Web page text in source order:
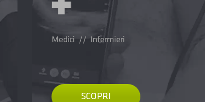
Medici // Infermieri
SCOPRI